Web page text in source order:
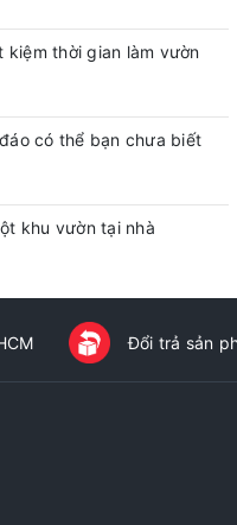
kiệm thời gian làm vườn
có thể bạn chưa biết
khu vườn tại nhà
Đổi trả sản